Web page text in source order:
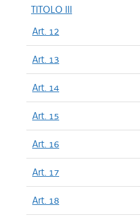
TITOLO III
Art. 12
Art. 13
Art. 14
Art. 15
Art. 16
Art. 17
Art. 18